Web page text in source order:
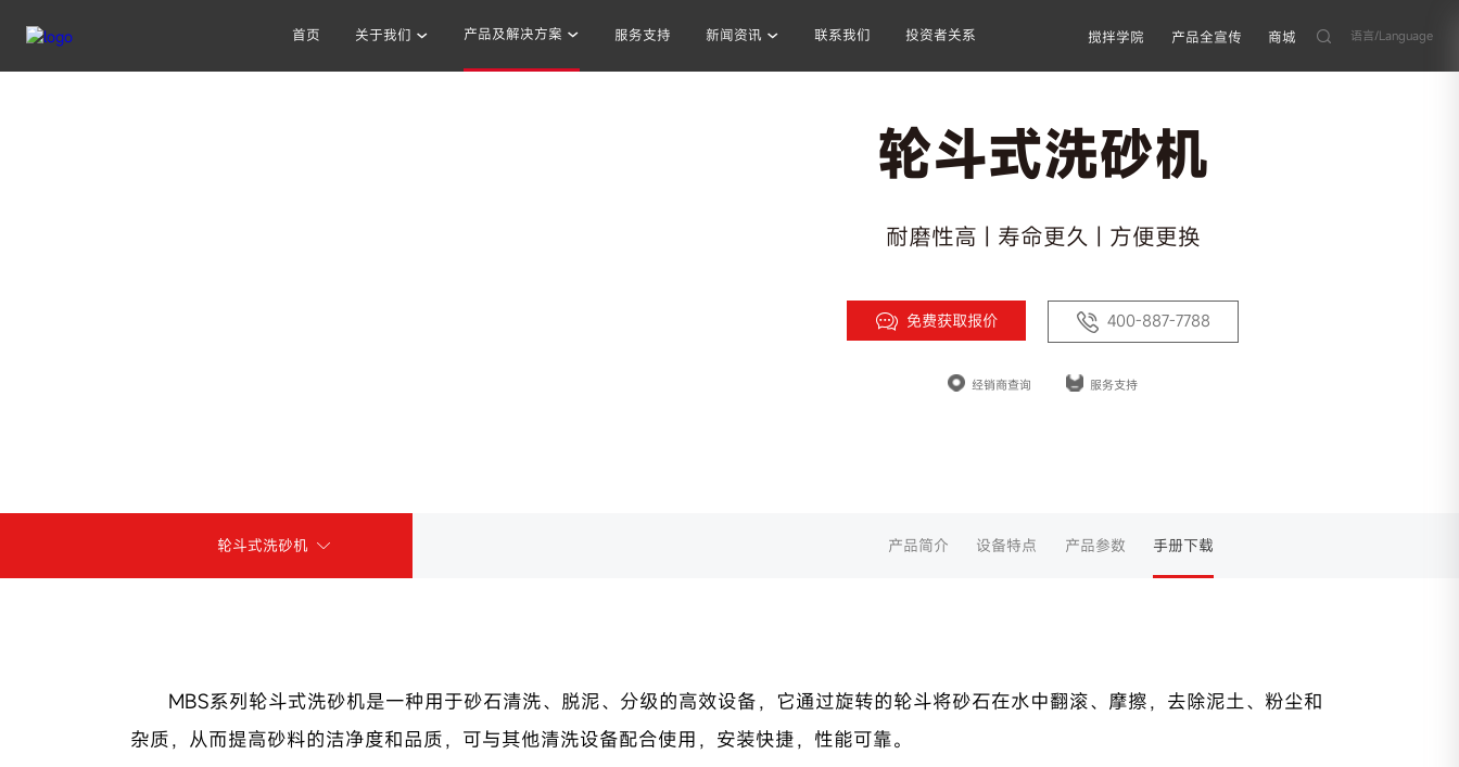
首页 关于我们 产品及解决方案 服务支持 新闻资讯 联系我们 投资者关系 搅拌学院 产品全宣传 商城 语言/Language
轮斗式洗砂机
耐磨性高 | 寿命更久 | 方便更换
免费获取报价 400-887-7788
经销商查询 服务支持
轮斗式洗砂机 产品简介 设备特点 产品参数 手册下载
MBS系列轮斗式洗砂机是一种用于砂石清洗、脱泥、分级的高效设备，它通过旋转的轮斗将砂石在水中翻滚、摩擦，去除泥土、粉尘和
杂质，从而提高砂料的洁净度和品质，可与其他清洗设备配合使用，安装快捷，性能可靠。